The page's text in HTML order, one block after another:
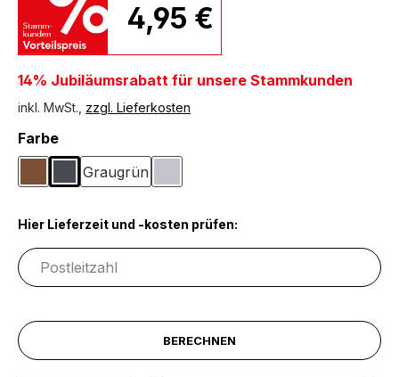
4,95 €
14% Jubiläumsrabatt für unsere Stammkunden
inkl. MwSt., zzgl. Lieferkosten
Farbeauswählen
BraunGraphitfarben
Graugrün
Hellgrau
Hier Lieferzeit und -kosten prüfen:
BERECHNEN